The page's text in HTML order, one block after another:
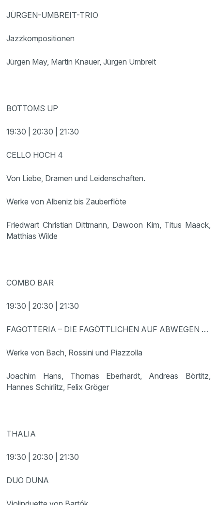
JÜRGEN-UMBREIT-TRIO
Jazzkompositionen
Jürgen May, Martin Knauer, Jürgen Umbreit
BOTTOMS UP
19:30 | 20:30 | 21:30
CELLO HOCH 4
Von Liebe, Dramen und Leidenschaften.
Werke von Albeniz bis Zauberflöte
Friedwart Christian Dittmann, Dawoon Kim, Titus Maack,
Matthias Wilde
COMBO BAR
19:30 | 20:30 | 21:30
FAGOTTERIA – DIE FAGÖTTLICHEN AUF ABWEGEN …
Werke von Bach, Rossini und Piazzolla
Joachim Hans, Thomas Eberhardt, Andreas Börtitz,
Hannes Schirlitz, Felix Gröger
THALIA
19:30 | 20:30 | 21:30
DUO DUNA